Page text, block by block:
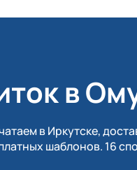
в
в Иркутске,
шаблонов. 16